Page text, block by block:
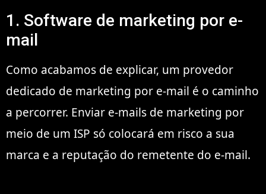
1. Software de marketing por e-
mail
Como acabamos de explicar, um provedor
dedicado de marketing por e-mail é o caminho
a percorrer. Enviar e-mails de marketing por
meio de um ISP só colocará em risco a sua
marca e a reputação do remetente do e-mail.